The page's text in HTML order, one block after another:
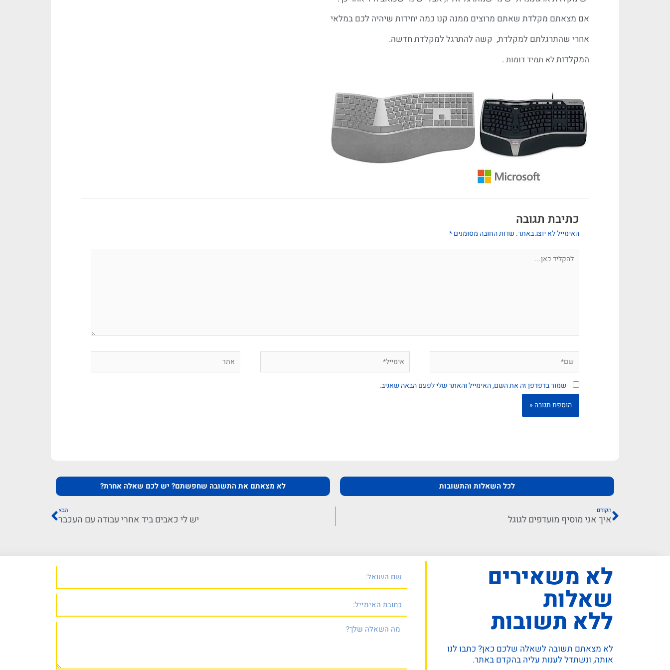
אם מצאתם מקלדת שאתם מרוצים ממנה קנו כמה יחידות שיהיה לכם במלאי
אחרי שהתרגלתם למקלדת, קשה להתרגל למקלדת חדשה.
המקלדותלא תמידדומות .
כתיבת תגובה
האימייל לא יוצג באתר. שדות החובה מסומנים*
שמור בדפדפן זה את השם, האימייל והאתר שלי לפעם הבאה שאגיב.
לכל השאלות והתשובות לא מצאתם את התשובה שחפשתם? יש לכם שאלה אחרת?
הקודם
איך אני מוסיף מועדפים לגוגל
הבא
יש לי כאבים ביד אחרי עבודה עם העכבר
לא משאירים
שאלות
ללא תשובות
לא מצאתם תשובה לשאלה שלכם כאן? כתבו לנו
אותה, ונשתדל לענות עליה בהקדם באתר.